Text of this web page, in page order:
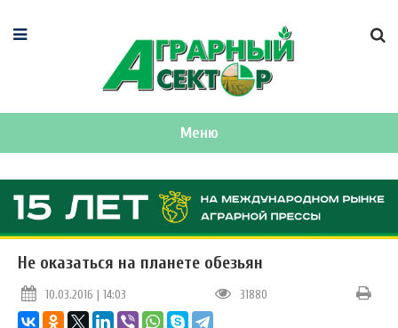
Меню
Не оказаться на планете обезьян
10.03.2016 | 14:03 31880